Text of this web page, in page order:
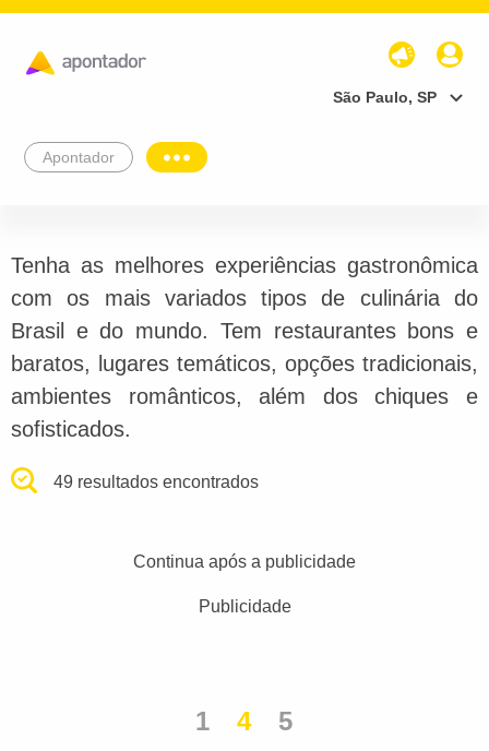
São Paulo, SP
Apontador
Tenha as melhores experiências gastronômica
com os mais variados tipos de culinária do
Brasil e do mundo. Tem restaurantes bons e
baratos, lugares temáticos, opções tradicionais,
ambientes românticos, além dos chiques e
sofisticados.
49 resultados encontrados
Continua após a publicidade
Publicidade
1 4 5